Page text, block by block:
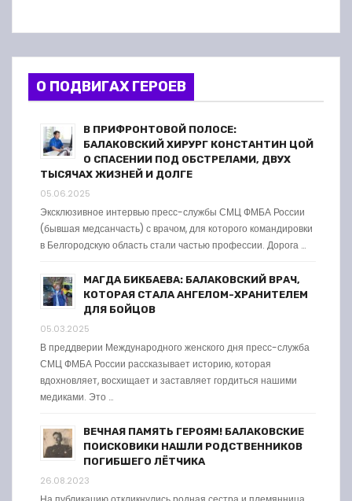
О ПОДВИГАХ ГЕРОЕВ
В ПРИФРОНТОВОЙ ПОЛОСЕ:
БАЛАКОВСКИЙ ХИРУРГ КОНСТАНТИН ЦОЙ
О СПАСЕНИИ ПОД ОБСТРЕЛАМИ, ДВУХ
ТЫСЯЧАХ ЖИЗНЕЙ И ДОЛГЕ
05.06.2025
Эксклюзивное интервью пресс-службы СМЦ ФМБА России
(бывшая медсанчасть) с врачом, для которого командировки
в Белгородскую область стали частью профессии. Дорога …
МАГДА БИКБАЕВА: БАЛАКОВСКИЙ ВРАЧ,
КОТОРАЯ СТАЛА АНГЕЛОМ-ХРАНИТЕЛЕМ
ДЛЯ БОЙЦОВ
05.03.2025
В преддверии Международного женского дня пресс-служба
СМЦ ФМБА России рассказывает историю, которая
вдохновляет, восхищает и заставляет гордиться нашими
медиками. Это …
ВЕЧНАЯ ПАМЯТЬ ГЕРОЯМ! БАЛАКОВСКИЕ
ПОИСКОВИКИ НАШЛИ РОДСТВЕННИКОВ
ПОГИБШЕГО ЛЁТЧИКА
26.08.2023